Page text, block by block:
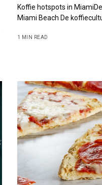
Koffie hotspots in
Miami Beach De
1 MIN READ